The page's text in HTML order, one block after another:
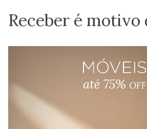
Receber é motivo